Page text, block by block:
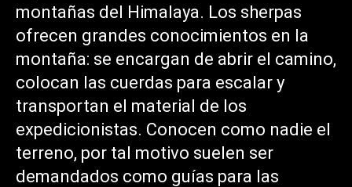
montañas del Himalaya. Los sherpas
ofrecen grandes conocimientos en la
montaña: se encargan de abrir el camino,
colocan las cuerdas para escalar y
transportan el material de los
expedicionistas. Conocen como nadie el
terreno, por tal motivo suelen ser
demandados como guías para las